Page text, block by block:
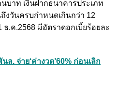
บาท เงินฝากธนาคารประเภท
งวันครบกำหนดเกินกว่า 12
.ค.2568 มีอัตราดอกเบี้ยร้อยละ
ล. จ่าย‘ค่างวด’60% ก่อนเลิก